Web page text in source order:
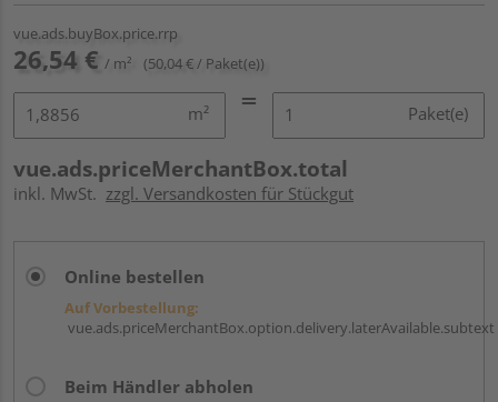
vue.ads.buyBox.price.rrp
26,54 € / m² (50,04 € / Paket(e))
m² Paket(e)
vue.ads.priceMerchantBox.total
inkl. MwSt. zzgl. Versandkosten für Stückgut
Online bestellen
Auf Vorbestellung:
vue.ads.priceMerchantBox.option.delivery.laterAvailable.subtext
Beim Händler abholen